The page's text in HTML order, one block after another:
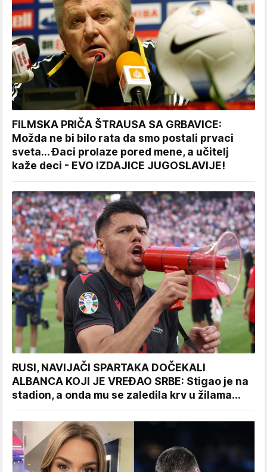
FILMSKA PRIČA ŠTRAUSA SA GRBAVICE:
Možda ne bi bilo rata da smo postali prvaci
sveta... Đaci prolaze pored mene, a učitelj
kaže deci - EVO IZDAJICE JUGOSLAVIJE!
RUSI, NAVIJAČI SPARTAKA DOČEKALI
ALBANCA KOJI JE VREĐAO SRBE: Stigao je na
stadion, a onda mu se zaledila krv u žilama...